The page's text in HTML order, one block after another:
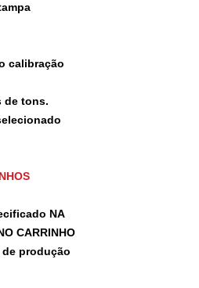
calibração
de tons.
NA
CARRINHO
de produção